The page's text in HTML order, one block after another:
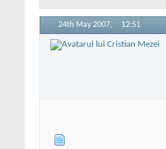
24th May 2007, 12:51